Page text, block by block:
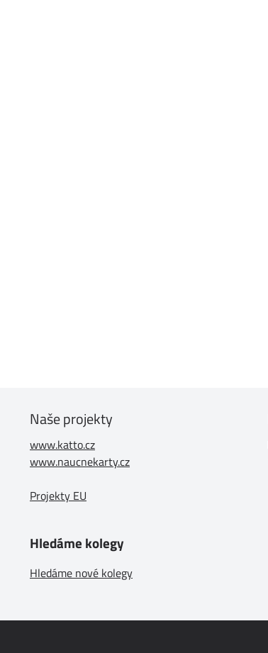
Naše projekty
www.katto.cz
www.naucnekarty.cz
Projekty EU
Hledáme kolegy
Hledáme nové kolegy